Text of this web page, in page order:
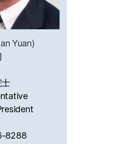
Yuan)
8288